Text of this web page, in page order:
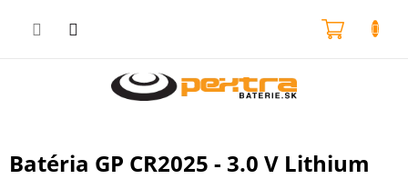
Batéria GP CR2025 - 3.0 V Lithium